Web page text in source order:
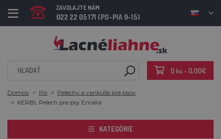
ZAVOLAJTE NÁM
022 22 05 171 (PO-PIA 9-15)
0 ks - 0,00€
Domov Psi
Pelechy a vankúše pre psov
KERBL Pelech pre psy Emalia
KATEGÓRIE